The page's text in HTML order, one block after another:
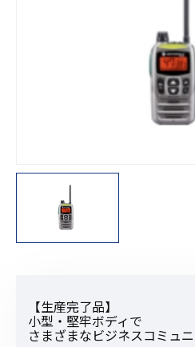
【生産完了品】
小型・堅牢ボディで
さまざまなビジネスコミュ